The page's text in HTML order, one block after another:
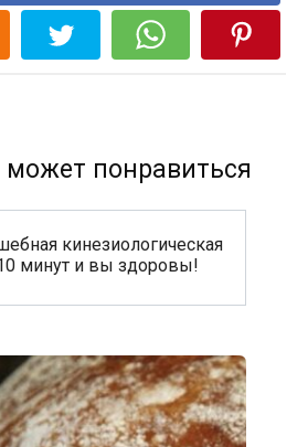
понравиться
кинезиологическая
минут и вы здоровы!